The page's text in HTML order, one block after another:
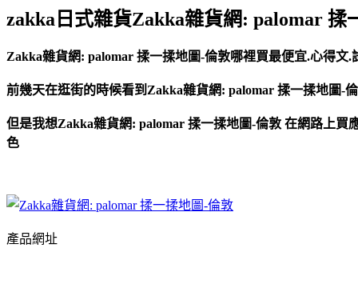
zakka日式雜貨Zakka雜貨網: palomar 揉
Zakka雜貨網: palomar 揉一揉地圖-倫敦哪裡買最便宜.心得
前幾天在逛街的時候看到Zakka雜貨網: palomar 揉一揉地圖-
但是我想Zakka雜貨網: palomar 揉一揉地圖-倫敦 在網路上
色
產品網址